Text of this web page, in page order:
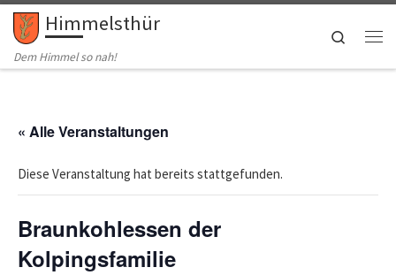
Zum Inhalt springen
Himmelsthür
Dem Himmel so nah!
Search
« Alle Veranstaltungen
Diese Veranstaltung hat bereits stattgefunden.
Braunkohlessen der
Kolpingsfamilie